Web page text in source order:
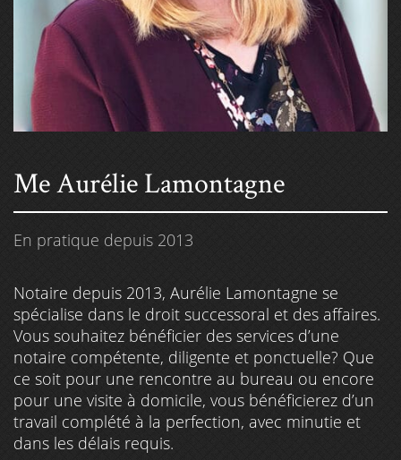
Me Aurélie Lamontagne
En pratique depuis 2013
Notaire depuis 2013, Aurélie Lamontagne se
spécialise dans le droit successoral et des affaires.
Vous souhaitez bénéficier des services d’une
notaire compétente, diligente et ponctuelle? Que
ce soit pour une rencontre au bureau ou encore
pour une visite à domicile, vous bénéficierez d’un
travail complété à la perfection, avec minutie et
dans les délais requis.